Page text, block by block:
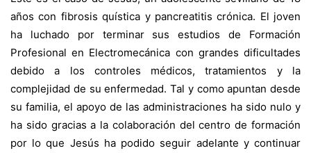
años con fibrosis quística y pancreatitis crónica. El joven
ha luchado por terminar sus estudios de Formación
Profesional en Electromecánica con grandes dificultades
debido a los controles médicos, tratamientos y la
complejidad de su enfermedad. Tal y como apuntan desde
su familia, el apoyo de las administraciones ha sido nulo y
ha sido gracias a la colaboración del centro de formación
por lo que Jesús ha podido seguir adelante y continuar